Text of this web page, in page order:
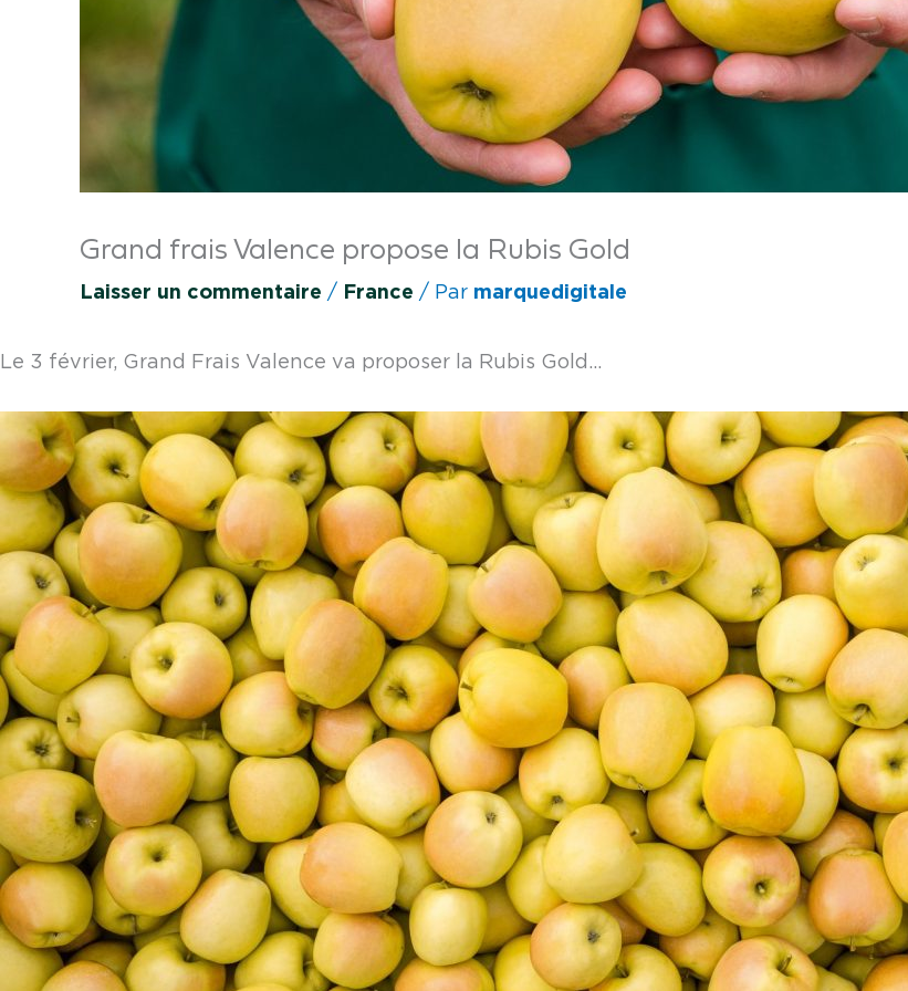
Grand frais Valence propose la Rubis Gold
Laisser un commentaire / France / Par marquedigitale
Le 3 février, Grand Frais Valence va proposer la Rubis Gold…